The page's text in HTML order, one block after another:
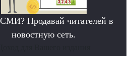
Продавай читателей в
новостную сеть.